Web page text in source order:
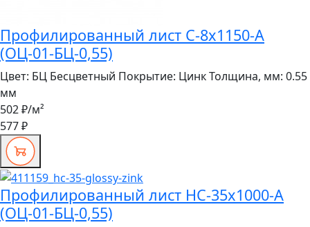
Профилированный лист С-8х1150-A
(ОЦ-01-БЦ-0,55)
Цвет: БЦ Бесцветный Покрытие: ЦинкТолщина, мм: 0.55
мм
502 ₽/м²
577 ₽
Профилированный лист НС-35x1000-A
(ОЦ-01-БЦ-0,55)